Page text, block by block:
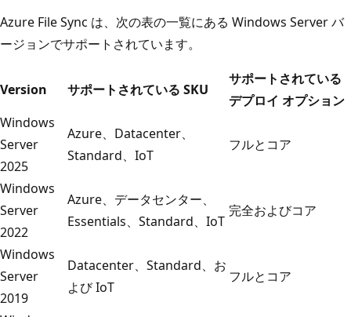
Azure File Sync は、次の表の一覧にある Windows Server バ
ージョンでサポートされています。
Version サポートされている SKU
サポートされている
デプロイ オプション
Windows
Server
2025
Azure、Datacenter、
Standard、IoT
フルとコア
Windows
Server
2022
Azure、データセンター、
Essentials、Standard、IoT
完全およびコア
Windows
Server
2019
Datacenter、Standard、お
よび IoT
フルとコア